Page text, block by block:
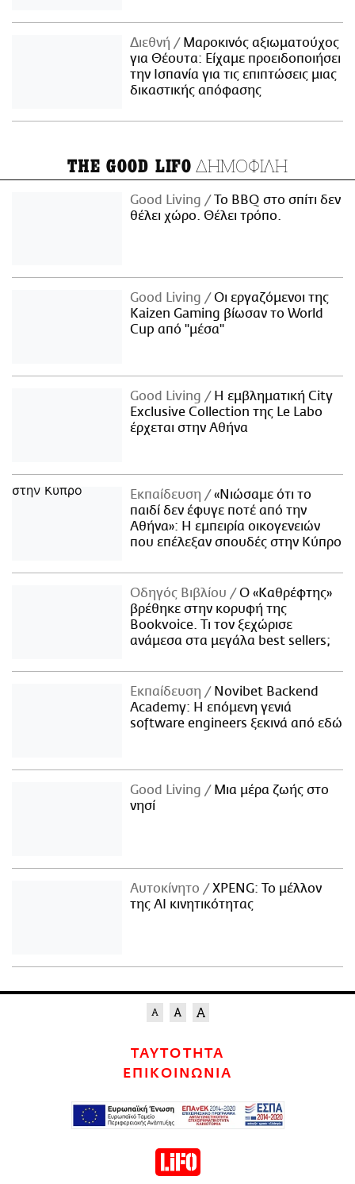
Διεθνή
Μαροκινός αξιωματούχος
για Θέουτα: Είχαμε προειδοποιήσει
την Ισπανία για τις επιπτώσεις μιας
δικαστικής απόφασης
THE GOOD LIFO ΔΗΜΟΦΙΛΗ
Good Living
Το BBQ στο σπίτι δεν
θέλει χώρο. Θέλει τρόπο.
Good Living
Οι εργαζόμενοι της
Kaizen Gaming βίωσαν το World
Cup από "μέσα"
Good Living
Η εμβληματική City
Exclusive Collection της Le Labo
έρχεται στην Αθήνα
Εκπαίδευση
«Νιώσαμε ότι το
παιδί δεν έφυγε ποτέ από την
Αθήνα»: Η εμπειρία οικογενειών
που επέλεξαν σπουδές στην Κύπρο
Οδηγός Βιβλίου
Ο «Καθρέφτης»
βρέθηκε στην κορυφή της
Bookvoice. Τι τον ξεχώρισε
ανάμεσα στα μεγάλα best sellers;
Εκπαίδευση
Novibet Backend
Academy: Η επόμενη γενιά
software engineers ξεκινά από εδώ
Good Living
Μια μέρα ζωής στο
νησί
Αυτοκίνητο
XPENG: Το μέλλον
της AI κινητικότητας
ΤΑΥΤΟΤΗΤΑ
ΕΠΙΚΟΙΝΩΝΙΑ